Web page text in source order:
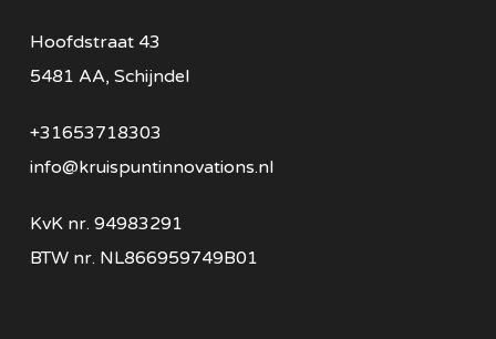
Hoofdstraat 43
5481 AA, Schijndel
+31653718303
info@kruispuntinnovations.nl
KvK nr. 94983291
BTW nr. NL866959749B01